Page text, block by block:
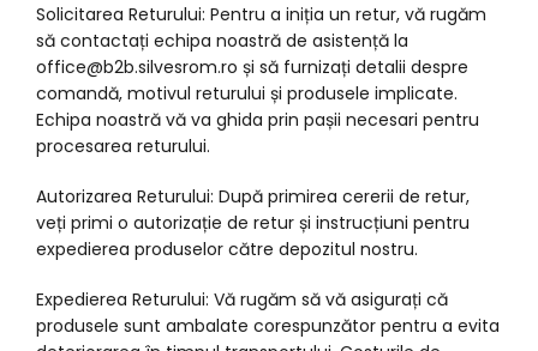
Solicitarea Returului: Pentru a iniția un retur, vă rugăm
să contactați echipa noastră de asistență la
office@b2b.silvesrom.ro și să furnizați detalii despre
comandă, motivul returului și produsele implicate.
Echipa noastră vă va ghida prin pașii necesari pentru
procesarea returului.
Autorizarea Returului: După primirea cererii de retur,
veți primi o autorizație de retur și instrucțiuni pentru
expedierea produselor către depozitul nostru.
Expedierea Returului: Vă rugăm să vă asigurați că
produsele sunt ambalate corespunzător pentru a evita